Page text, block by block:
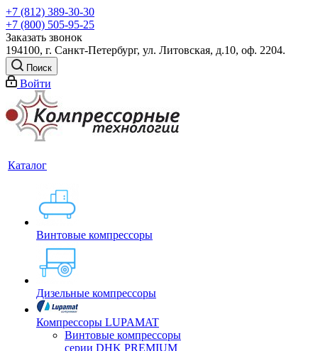
+7 (812) 389-30-30
+7 (800) 505-95-25
Заказать звонок
194100, г. Санкт-Петербург, ул. Литовская, д.10, оф. 2204.
Поиск
Войти
Каталог
Винтовые компрессоры
Дизельные компрессоры
Компрессоры LUPAMAT
Винтовые компрессоры
серии DHK PREMIUM